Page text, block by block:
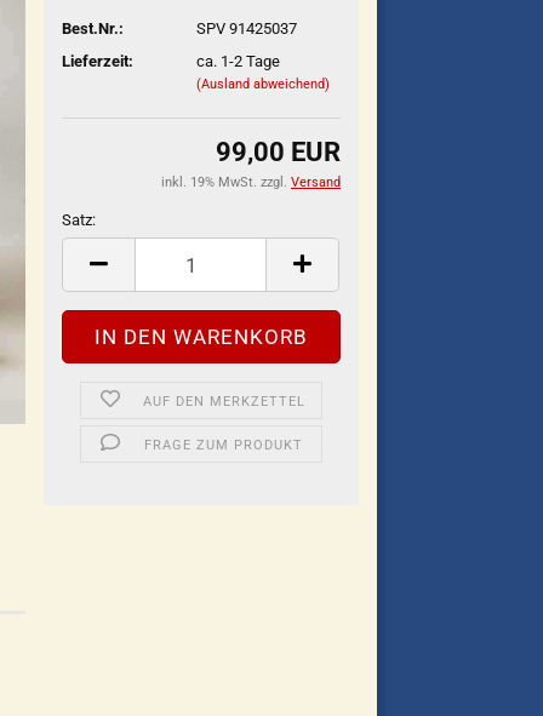
Best.Nr.:
SPV 91425037
Lieferzeit:
ca. 1-2 Tage
(Ausland abweichend)
99,00 EUR
inkl. 19% MwSt. zzgl. Versand
Satz:
Satz
AUF DEN MERKZETTEL
FRAGE ZUM PRODUKT